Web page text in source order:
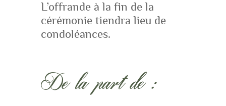
L’offrande à la fin de la
cérémonie tiendra lieu de
condoléances.
De la part de :